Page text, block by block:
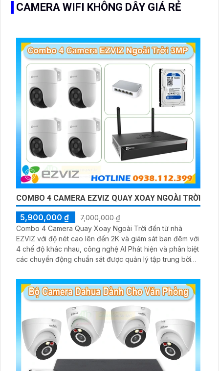
CAMERA WIFI KHÔNG DÂY GIÁ RẺ
COMBO 4 CAMERA EZVIZ QUAY XOAY NGOÀI TRỜI
5,900,000 ₫
7,000,000 ₫
Combo 4 Camera Quay Xoay Ngoài Trời đến từ nhà
EZVIZ với độ nét cao lên đến 2K và giám sát ban đêm với
4 chế độ khác nhau, công nghệ AI Phát hiện và phân biệt
các chuyển động chuẩn sát được quản lý tập trung bởi